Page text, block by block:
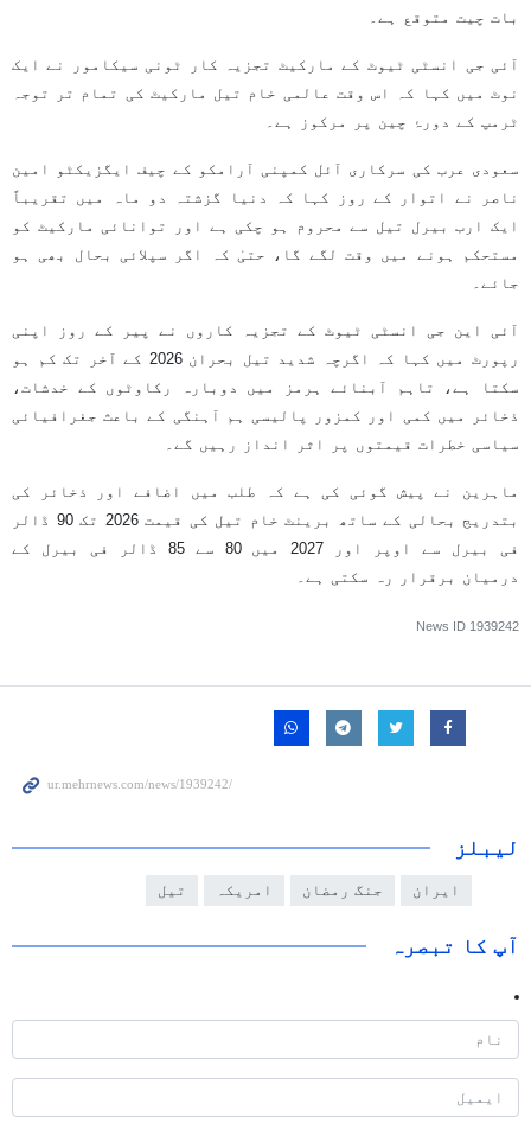
بات چیت متوقع ہے۔
آئی جی انسٹی ٹیوٹ کے مارکیٹ تجزیہ کار ٹونی سیکامور نے ایک
نوٹ میں کہا کہ اس وقت عالمی خام تیل مارکیٹ کی تمام تر توجہ
ٹرمپ کے دورۂ چین پر مرکوز ہے۔
سعودی عرب کی سرکاری آئل کمپنی آرامکو کے چیف ایگزیکٹو امین
ناصر نے اتوار کے روز کہا کہ دنیا گزشتہ دو ماہ میں تقریباً
ایک ارب بیرل تیل سے محروم ہو چکی ہے اور توانائی مارکیٹ کو
مستحکم ہونے میں وقت لگے گا، حتیٰ کہ اگر سپلائی بحال بھی ہو
جائے۔
آئی این جی انسٹی ٹیوٹ کے تجزیہ کاروں نے پیر کے روز اپنی
رپورٹ میں کہا کہ اگرچہ شدید تیل بحران 2026 کے آخر تک کم ہو
سکتا ہے، تاہم آبنائے ہرمز میں دوبارہ رکاوٹوں کے خدشات،
ذخائر میں کمی اور کمزور پالیسی ہم آہنگی کے باعث جغرافیائی
سیاسی خطرات قیمتوں پر اثر انداز رہیں گے۔
ماہرین نے پیش گوئی کی ہے کہ طلب میں اضافے اور ذخائر کی
بتدریج بحالی کے ساتھ برینٹ خام تیل کی قیمت 2026 تک 90 ڈالر
فی بیرل سے اوپر اور 2027 میں 80 سے 85 ڈالر فی بیرل کے
درمیان برقرار رہ سکتی ہے۔
News ID 1939242
لیبلز
ایران جنگ رمضان امریکہ تیل
آپ کا تبصرہ